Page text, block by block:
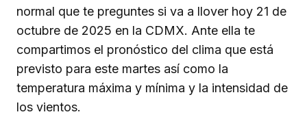
normal que te preguntes si va a llover hoy 21 de
octubre de 2025 en la CDMX. Ante ella te
compartimos el pronóstico del clima que está
previsto para este martes así como la
temperatura máxima y mínima y la intensidad de
los vientos.